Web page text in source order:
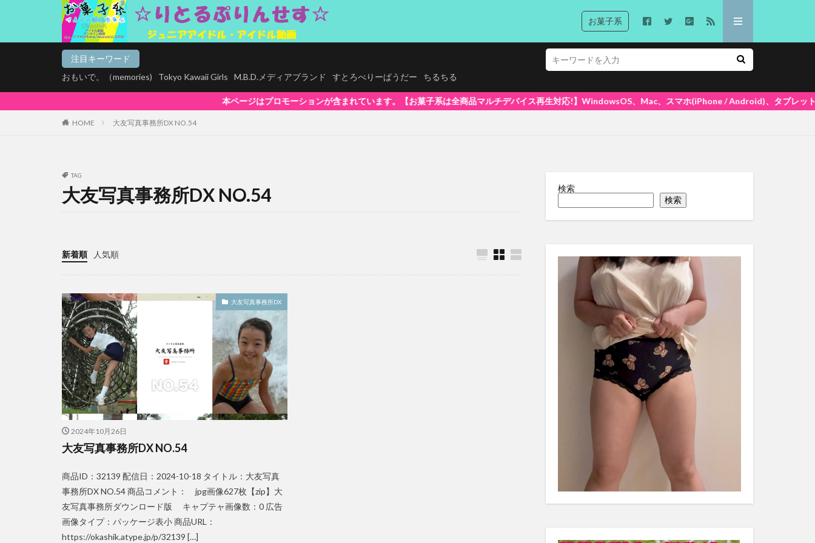
お菓子系
注目キーワード
おもいで。（memories)
Tokyo Kawaii Girls M.B.D.メディアブランド すとろべりーぱうだー ちるちる
本ページはプロモーションが含まれています。【お菓子系は全商品マルチデバイス再生対応!】WindowsOS、Mac、スマホ(iPhone / Android)、タブレットで再生できます! 大
HOME 大友写真事務所DX NO.54
TAG
大友写真事務所DX NO.54
新着順 人気順
大友写真事務所DX
2024年10月26日
大友写真事務所DX NO.54
商品ID：32139 配信日：2024-10-18 タイトル：大友写真
事務所DX NO.54 商品コメント： jpg画像627枚【zip】大
友写真事務所ダウンロード版 キャプテャ画像数：0 広告
画像タイプ：パッケージ表小 商品URL：
https://okashik.atype.jp/p/32139 […]
検索
検索